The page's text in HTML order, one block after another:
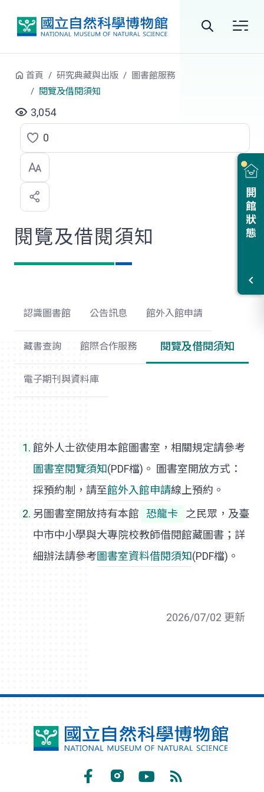
開館狀態
首頁 研究典藏與出版
圖書館服務
閱覽及借閱須知
3,054
點
選
喜
歡
0
閱覽及借閱須知
認識圖書館 公告訊息 館外入館申請
藏書查詢 館際合作服務 閱覽及借閱須知
電子期刊與資料庫
館外人士欲使用本館圖書室，相關規定請參考
圖書室閱覽須知(PDF檔)。 圖書室開放方式：
採預約制，請至館外入館申請線上預約。
另圖書室開放持有本館
恐龍卡
之民眾，及臺
中市中小學與大專院校教師借閱館藏圖書；詳
細辦法請參考圖書室資料借閱須知(PDF檔)。
2026/07/02 更新
國